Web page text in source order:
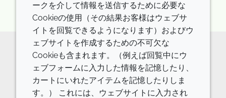
原料の詳細やご相談などはお気軽に
お問い合わせください。
ークを介して情報を送信するために必要な
Cookieの使用（その結果お客様はウェブサ
イトを回覧できるようになります）およびウ
ェブサイトを作成するための不可欠な
Cookieも含まれます。（例えば回覧中にウ
ェブフォームに入力した情報を記憶したり、
カートにいれたアイテムを記憶したりしま
す。） これには、ウェブサイトに入力され